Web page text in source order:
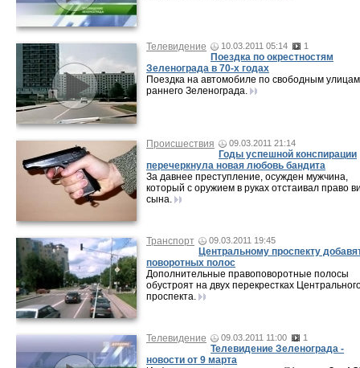
Телевидение 10.03.2011 05:14 1
Поездка по окрестностям
Зеленограда в 70-х годах
Поездка на автомобиле по свободным улицам
раннего Зеленограда.
Происшествия 09.03.2011 21:14
Годы успешной конспирации
перечеркнула новая любовь бандита
За давнее преступление, осужден мужчина,
который с оружием в руках отстаивал право
сына.
Транспорт 09.03.2011 19:45
Центральному проспекту
поворотных полос
Дополнительные правоповоротные полосы
обустроят на двух перекрестках
проспекта.
Телевидение 09.03.2011 11:00 1
Телевидение Зеленограда -
новости от 9 марта